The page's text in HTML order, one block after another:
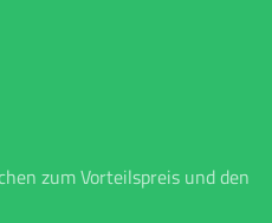
zum Vorteilspreis und den